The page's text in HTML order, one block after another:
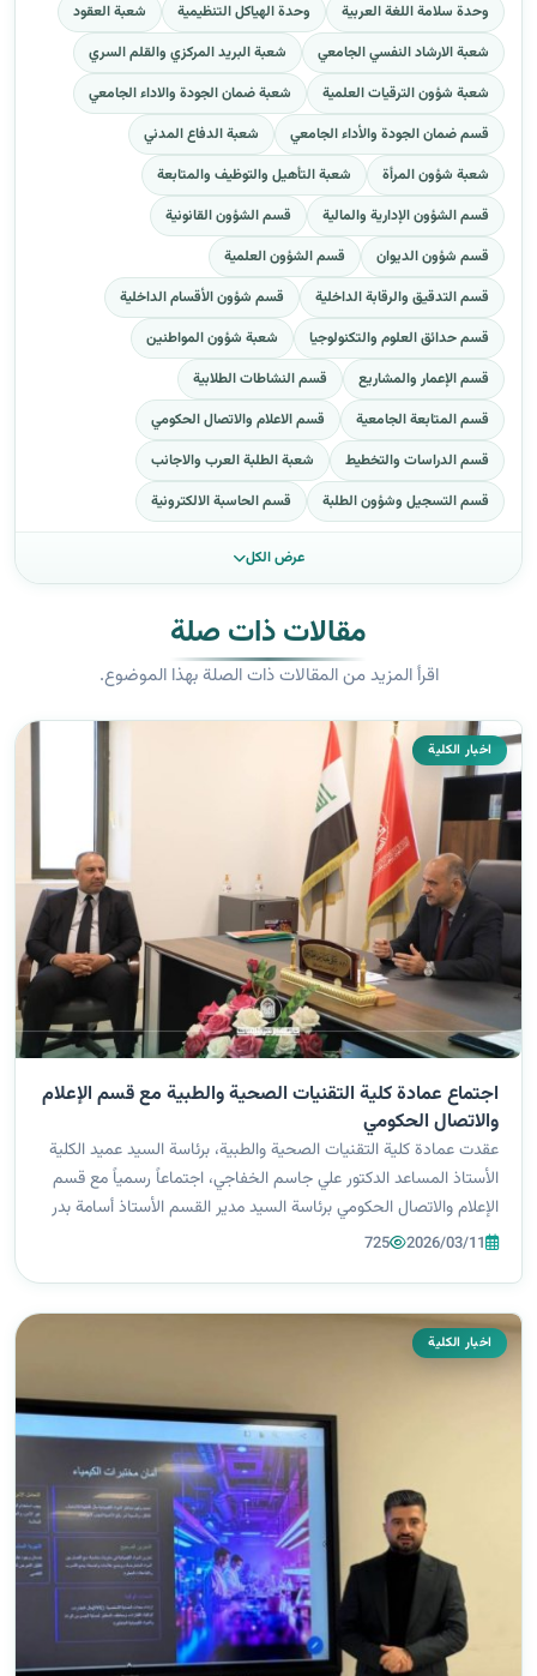
وحدة سلامة اللغة العربية
وحدة الهياكل التنظيمية
شعبة العقود
شعبة الارشاد النفسي الجامعي
شعبة البريد المركزي والقلم السري
شعبة شؤون الترقيات العلمية
شعبة ضمان الجودة والاداء الجامعي
قسم ضمان الجودة والأداء الجامعي
شعبة الدفاع المدني
شعبة شؤون المرأة
شعبة التأهيل والتوظيف والمتابعة
قسم الشؤون الإدارية والمالية
قسم الشؤون القانونية
قسم شؤون الديوان
قسم الشؤون العلمية
قسم التدقيق والرقابة الداخلية
قسم شؤون الأقسام الداخلية
قسم حدائق العلوم والتكنولوجيا
شعبة شؤون المواطنين
قسم الإعمار والمشاريع
قسم النشاطات الطلابية
قسم المتابعة الجامعية
قسم الاعلام والاتصال الحكومي
قسم الدراسات والتخطيط
شعبة الطلبة العرب والاجانب
قسم التسجيل وشؤون الطلبة
قسم الحاسبة الالكترونية
عرض الكل
مقالات ذات صلة
اقرأ المزيد من المقالات ذات الصلة بهذا الموضوع.
اخبار الكلية
اجتماع عمادة كلية التقنيات الصحية والطبية مع قسم الإعلام
والاتصال الحكومي
عقدت عمادة كلية التقنيات الصحية والطبية، برئاسة السيد عميد الكلية
الأستاذ المساعد الدكتور علي جاسم الخفاجي، اجتماعاً رسمياً مع قسم
الإعلام والاتصال الحكومي برئاسة السيد مدير القسم الأستاذ أسامة بدر
الجنابي. جرى خلال الاجتماع بحث آليات تنظيم العمل الإعلامي وتطو...
2026/03/11
725
اخبار الكلية